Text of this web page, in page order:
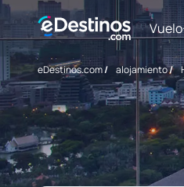
eDestinos.com/ alojamiento/